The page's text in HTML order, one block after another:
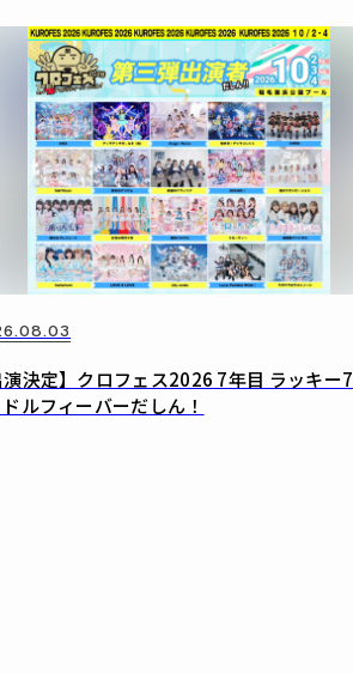
決定】クロフェス2026 7年目 ラッキー7
ルフィーバーだしん！